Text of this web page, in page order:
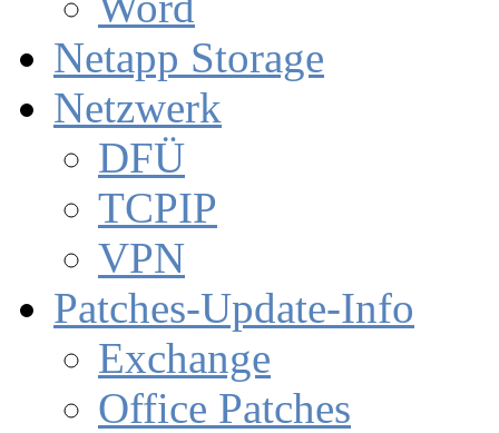
Netapp Storage
Netzwerk
DFÜ
TCPIP
VPN
Patches-Update-Info
Exchange
Office Patches